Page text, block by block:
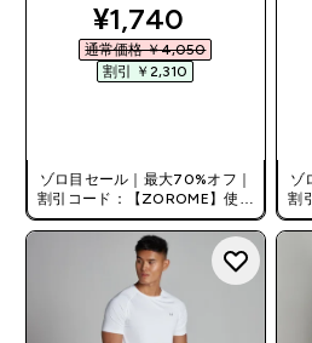
discounted price
¥1,740‎
通常価格 ￥4,050‎
割引 ￥2,310‎
ゾロ目セール｜最大70%オフ｜
割引コード：【ZOROME】使用
で追加10%オフ！
ゾ
割